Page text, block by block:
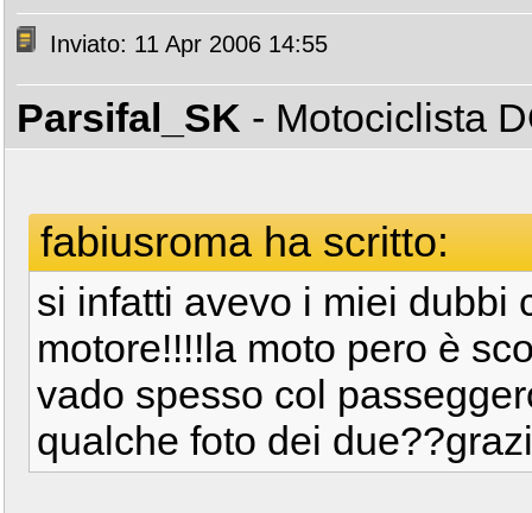
Inviato: 11 Apr 2006 14:55
Parsifal_SK - Motociclista
fabiusroma ha scritto:
si infatti avevo i miei dubbi
motore!!!!la moto pero è
vado spesso col
qualche foto dei